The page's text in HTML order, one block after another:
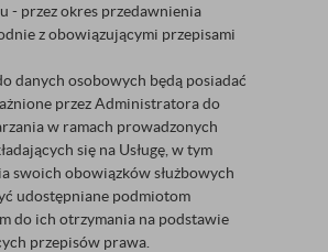
- przez okres przedawnienia
z obowiązującymi przepisami
danych osobowych będą posiadać
przez Administratora do
w ramach prowadzonych
się na Usługę, w tym
swoich obowiązków służbowych
udostępniane podmiotom
do ich otrzymania na podstawie
przepisów prawa.